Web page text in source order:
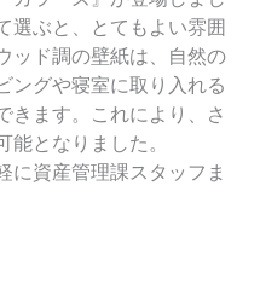
選ぶと、とてもよい雰囲
ッド調の壁紙は、自然の
ングや寝室に取り入れる
きます。これにより、さ
能となりました。
資産管理課スタッフま